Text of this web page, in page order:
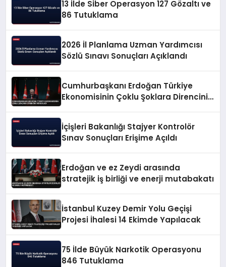
13 İlde Siber Operasyon 127 Gözaltı ve
86 Tutuklama
2026 İl Planlama Uzman Yardımcısı
Sözlü Sınavı Sonuçları Açıklandı
Cumhurbaşkanı Erdoğan Türkiye
Ekonomisinin Çoklu Şoklara Direncini
İçişleri Bakanlığı Stajyer Kontrolör
Sınav Sonuçları Erişime Açıldı
Erdoğan ve ez Zeydi arasında
stratejik iş birliği ve enerji mutabakatı
İstanbul Kuzey Demir Yolu Geçişi
Projesi İhalesi 14 Ekimde Yapılacak
75 İlde Büyük Narkotik Operasyonu
846 Tutuklama